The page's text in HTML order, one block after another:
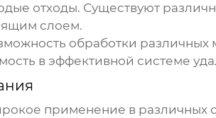
отходы. Существуют
слоем.
обработки различных
в эффективной системе
применение в различных